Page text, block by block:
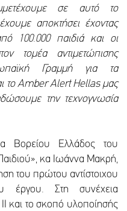
σε αυτό το
αποκτήσει έχοντας
100.000 παιδιά και οι
τομέα αντιμετώπισης
Γραμμή για τα
το Αmber Αlert Hellas μας
την τεχνογνωσία
Βορείου Ελλάδος του
κα Ιωάννα Μακρή,
του πρώτου αντίστοιχου
έργου. Στη συνέχεια
και το σκοπό υλοποίησής